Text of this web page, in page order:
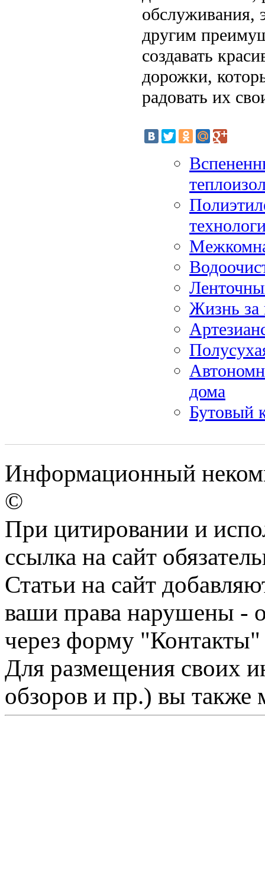
обслуживания,
другим
создавать
дорожки,
радовать их
Жизнь за
дома
Бутовый
Информационный
©
При цитировании и
ссылка на сайт
Статьи на сайт
ваши права нарушены -
через форму "Контакты"
Для размещения своих
обзоров и пр.) вы также